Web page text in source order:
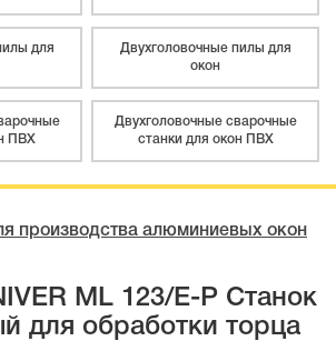
для
Двухголовочные пилы для
окон
ПВХ
Двухголовочные сварочные
станки для окон ПВХ
производства алюминиевых окон
ML 123/E-P Станок
для обработки торца